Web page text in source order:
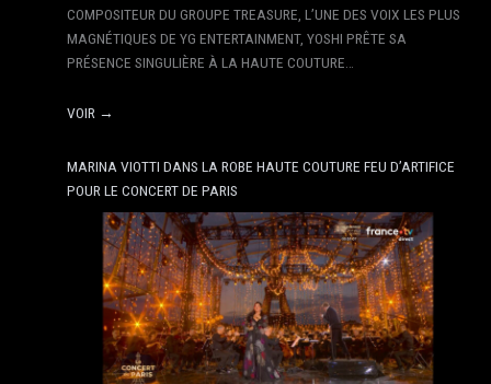
COMPOSITEUR DU GROUPE TREASURE, L’UNE DES VOIX LES PLUS
MAGNÉTIQUES DE YG ENTERTAINMENT, YOSHI PRÊTE SA
PRÉSENCE SINGULIÈRE À LA HAUTE COUTURE…
VOIR →
MARINA VIOTTI DANS LA ROBE HAUTE COUTURE FEU D’ARTIFICE
POUR LE CONCERT DE PARIS